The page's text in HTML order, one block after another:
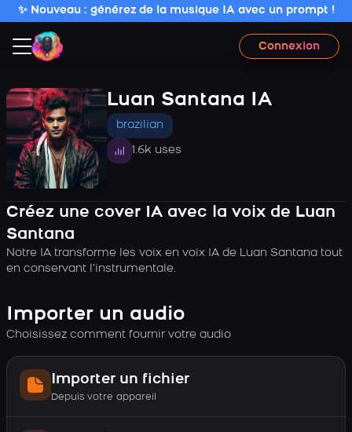
✨ Nouveau : générez de la musique IA avec un prompt !
Connexion
Luan Santana IA
brazilian
1.6k uses
Créez une cover IA avec la voix de Luan
Santana
Notre IA transforme les voix en voix IA de Luan Santana tout
en conservant l’instrumentale.
Importer un audio
Choisissez comment fournir votre audio
Importer un fichier
Depuis votre appareil